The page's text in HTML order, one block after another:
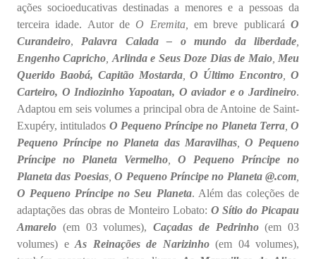
ações socioeducativas destinadas a menores e a pessoas da
terceira idade. Autor de O Eremita, em breve publicaráO
Curandeiro, Palavra Calada – o mundo da liberdade
Engenho Capricho Arlinda e Seus Doze Dias de Maio, Meu
Querido Baobá, Capitão Mostarda,O Último Encontro ,O
Carteiro, O Indiozinho Yapoatan, O aviador e o Jardineiro.
Adaptou em seis volumes a principal obra de Antoine de Saint-
Exupéry, intitulados O Pequeno Príncipe no Planeta Terra, O
Pequeno Príncipe no Planeta das Maravilhas, O Pequeno
Príncipe no Planeta Vermelho
O Pequeno Príncipe no
Planeta das Poesias,O Pequeno Príncipe no Planeta @.com
O Pequeno Príncipe no Seu Planeta. Além das coleções de
adaptações das obras de Monteiro Lobato: O Sítio do Picapau
Amarelo (em 03 volumes), Caçadas de Pedrinho(em 03
volumes) e As Reinações de Narizinho(em 04 volumes),